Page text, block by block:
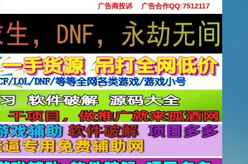
广告商投诉 广告合作QQ:7512117